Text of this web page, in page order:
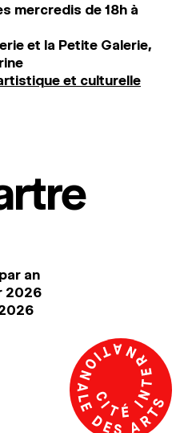
mercredis de 18h à
et la Petite Galerie,
et culturelle
an
2026